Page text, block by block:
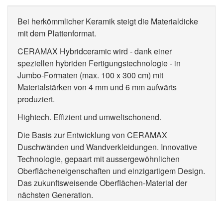
Bei herkömmlicher Keramik steigt die Materialdicke
mit dem Plattenformat.
CERAMAX Hybridceramic wird - dank einer
speziellen hybriden Fertigungstechnologie - in
Jumbo-Formaten (max. 100 x 300 cm) mit
Materialstärken von 4 mm und 6 mm aufwärts
produziert.
Hightech. Effizient und umweltschonend.
Die Basis zur Entwicklung von CERAMAX
Duschwänden und Wandverkleidungen. Innovative
Technologie, gepaart mit aussergewöhnlichen
Oberflächeneigenschaften und einzigartigem Design.
Das zukunftsweisende Oberflächen-Material der
nächsten Generation.